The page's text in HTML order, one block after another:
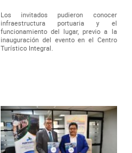
Los invitados pudieron conocer
infraestructura portuaria y el
funcionamiento del lugar, previo a la
inauguración del evento en el Centro
Turístico Integral.